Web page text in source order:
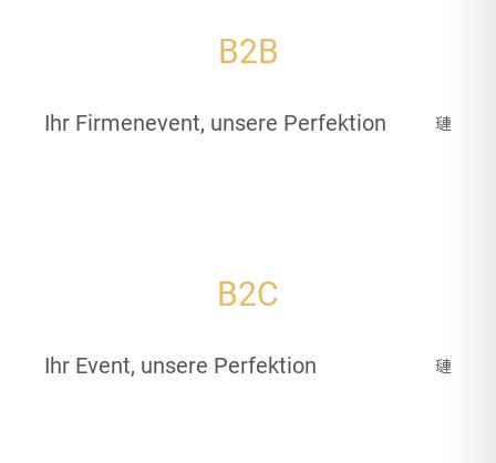
B2B
Ihr Firmenevent, unsere Perfektion
B2C
Ihr Event, unsere Perfektion